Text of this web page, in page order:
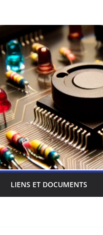
LIENS ET DOCUMENTS